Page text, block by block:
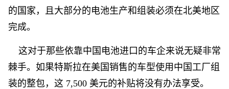
的国家，且大部分的电池生产和组装必须在北美地区
完成。
这对于那些依靠中国电池进口的车企来说无疑非常
棘手。如果特斯拉在美国销售的车型使用中国工厂组
装的整包，这 7,500 美元的补贴将没有办法享受。